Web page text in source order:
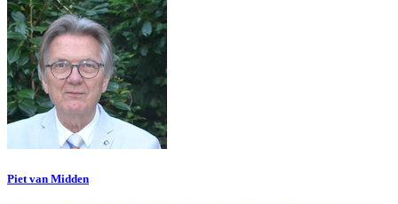
Piet van Midden